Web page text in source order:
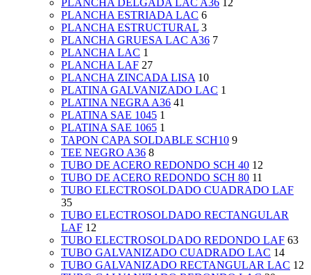
PLANCHA ESTRIADA LAC 6
PLANCHA ESTRUCTURAL 3
PLANCHA GRUESA LAC A36 7
PLANCHA LAC 1
PLANCHA LAF 27
PLANCHA ZINCADA LISA 10
PLATINA GALVANIZADO LAC 1
PLATINA NEGRA A36 41
PLATINA SAE 1045 1
PLATINA SAE 1065 1
TAPON CAPA SOLDABLE SCH10 9
TEE NEGRO A36 8
TUBO DE ACERO REDONDO SCH 40 12
TUBO DE ACERO REDONDO SCH 80 11
TUBO ELECTROSOLDADO CUADRADO LAF
35
TUBO ELECTROSOLDADO RECTANGULAR
LAF 12
TUBO ELECTROSOLDADO REDONDO LAF 63
TUBO GALVANIZADO CUADRADO LAC 14
TUBO GALVANIZADO RECTANGULAR LAC 12